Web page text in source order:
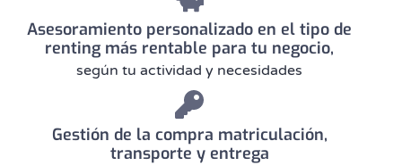
Asesoramiento personalizado en el tipo de
renting más rentable para tu negocio,
según tu actividad y necesidades
Gestión de la compra matriculación,
transporte y entrega